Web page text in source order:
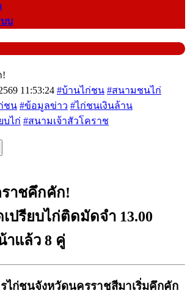
บบ
!
11:53:24 #บ้านไก่ชน #สนามชนไก่
ชน #ข้อมูลข่าว #ไก่ชนเงินล้าน
บไก่ #สนามเจ้าสัวโคราช
ราชคึกคัก!
ปรียบไก่ติดมัดจำ 13.00
าแล้ว 8 คู่
ไก่ชนจังหวัดนครราชสีมาเริ่มคึกคัก